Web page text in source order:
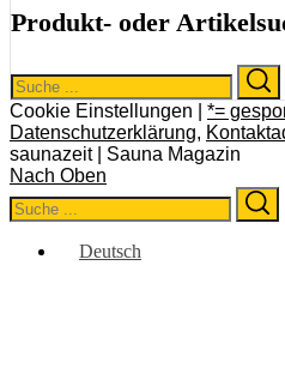
Produkt- oder
Search
for:
Cookie Einstellungen | *=
Datenschutzerklärung,
saunazeit | Sauna Magazin
Nach Oben
Search
for:
Deutsch